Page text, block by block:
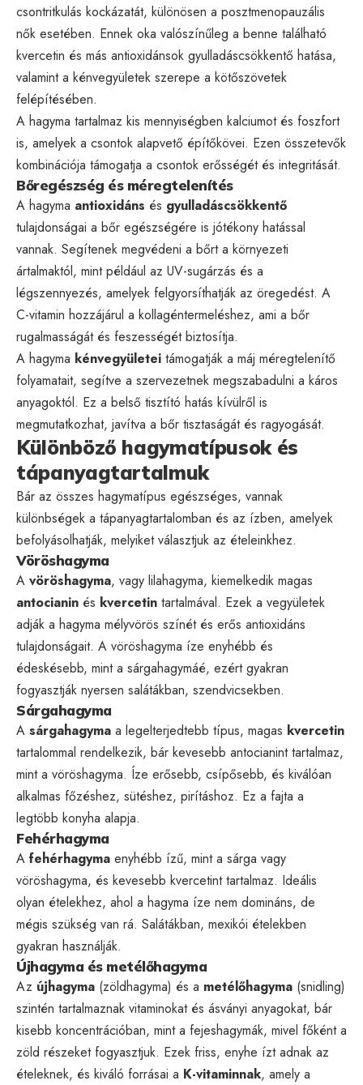
csontritkulás kockázatát, különösen a posztmenopauzális
nők esetében. Ennek oka valószínűleg a benne található
kvercetin és más antioxidánsok gyulladáscsökkentő hatása,
valamint a kénvegyületek szerepe a kötőszövetek
felépítésében.
A hagyma tartalmaz kis mennyiségben kalciumot és foszfort
is, amelyek a csontok alapvető építőkövei. Ezen összetevők
kombinációja támogatja a csontok erősségét és integritását.
Bőregészség és méregtelenítés
A hagyma antioxidáns és gyulladáscsökkentő
tulajdonságai a bőr egészségére is jótékony hatással
vannak. Segítenek megvédeni a bőrt a környezeti
ártalmaktól, mint például az UV-sugárzás és a
légszennyezés, amelyek felgyorsíthatják az öregedést. A
C-vitamin hozzájárul a kollagéntermeléshez, ami a bőr
rugalmasságát és feszességét biztosítja.
A hagyma kénvegyületei támogatják a máj méregtelenítő
folyamatait, segítve a szervezetnek megszabadulni a káros
anyagoktól. Ez a belső tisztító hatás kívülről is
megmutatkozhat, javítva a bőr tisztaságát és ragyogását.
Különböző hagymatípusok és
tápanyagtartalmuk
Bár az összes hagymatípus egészséges, vannak
különbségek a tápanyagtartalomban és az ízben, amelyek
befolyásolhatják, melyiket választjuk az ételeinkhez.
Vöröshagyma
A vöröshagyma, vagy lilahagyma, kiemelkedik magas
antocianin és kvercetin tartalmával. Ezek a vegyületek
adják a hagyma mélyvörös színét és erős antioxidáns
tulajdonságait. A vöröshagyma íze enyhébb és
édeskésebb, mint a sárgahagymáé, ezért gyakran
fogyasztják nyersen salátákban, szendvicsekben.
Sárgahagyma
A sárgahagyma a legelterjedtebb típus, magas kvercetin
tartalommal rendelkezik, bár kevesebb antocianint tartalmaz,
mint a vöröshagyma. Íze erősebb, csípősebb, és kiválóan
alkalmas főzéshez, sütéshez, pirításhoz. Ez a fajta a
legtöbb konyha alapja.
Fehérhagyma
A fehérhagyma enyhébb ízű, mint a sárga vagy
vöröshagyma, és kevesebb kvercetint tartalmaz. Ideális
olyan ételekhez, ahol a hagyma íze nem domináns, de
mégis szükség van rá. Salátákban, mexikói ételekben
gyakran használják.
Újhagyma és metélőhagyma
Az újhagyma (zöldhagyma) és a metélőhagyma (snidling)
szintén tartalmaznak vitaminokat és ásványi anyagokat, bár
kisebb koncentrációban, mint a fejeshagymák, mivel főként a
zöld részeket fogyasztjuk. Ezek friss, enyhe ízt adnak az
ételeknek, és kiváló forrásai a K-vitaminnak, amely a